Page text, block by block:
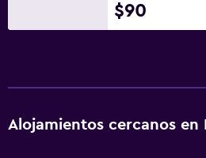
$90
Alojamientos cercanos en